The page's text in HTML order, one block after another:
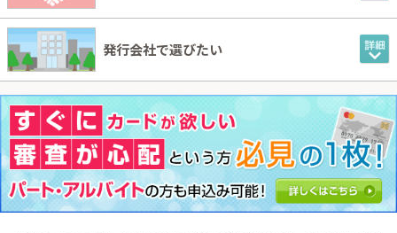
発行会社で選びたい